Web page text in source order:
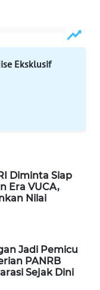
Eksklusif
Diminta Siap
Era VUCA,
Nilai
Jadi Pemicu
PANRB
Sejak Dini